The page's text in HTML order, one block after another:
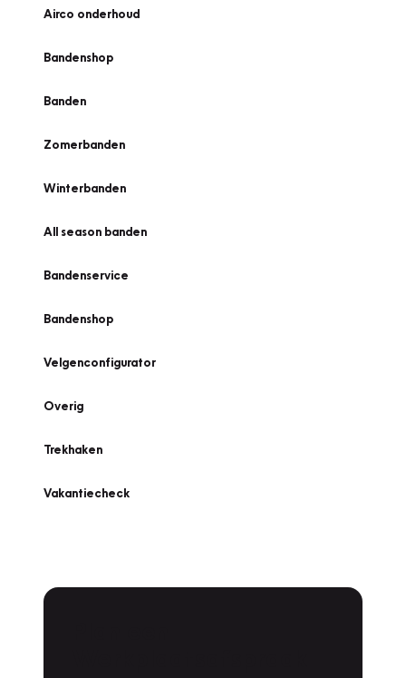
Airco onderhoud
Bandenshop
Banden
Zomerbanden
Winterbanden
All season banden
Bandenservice
Bandenshop
Velgenconfigurator
Overig
Trekhaken
Vakantiecheck